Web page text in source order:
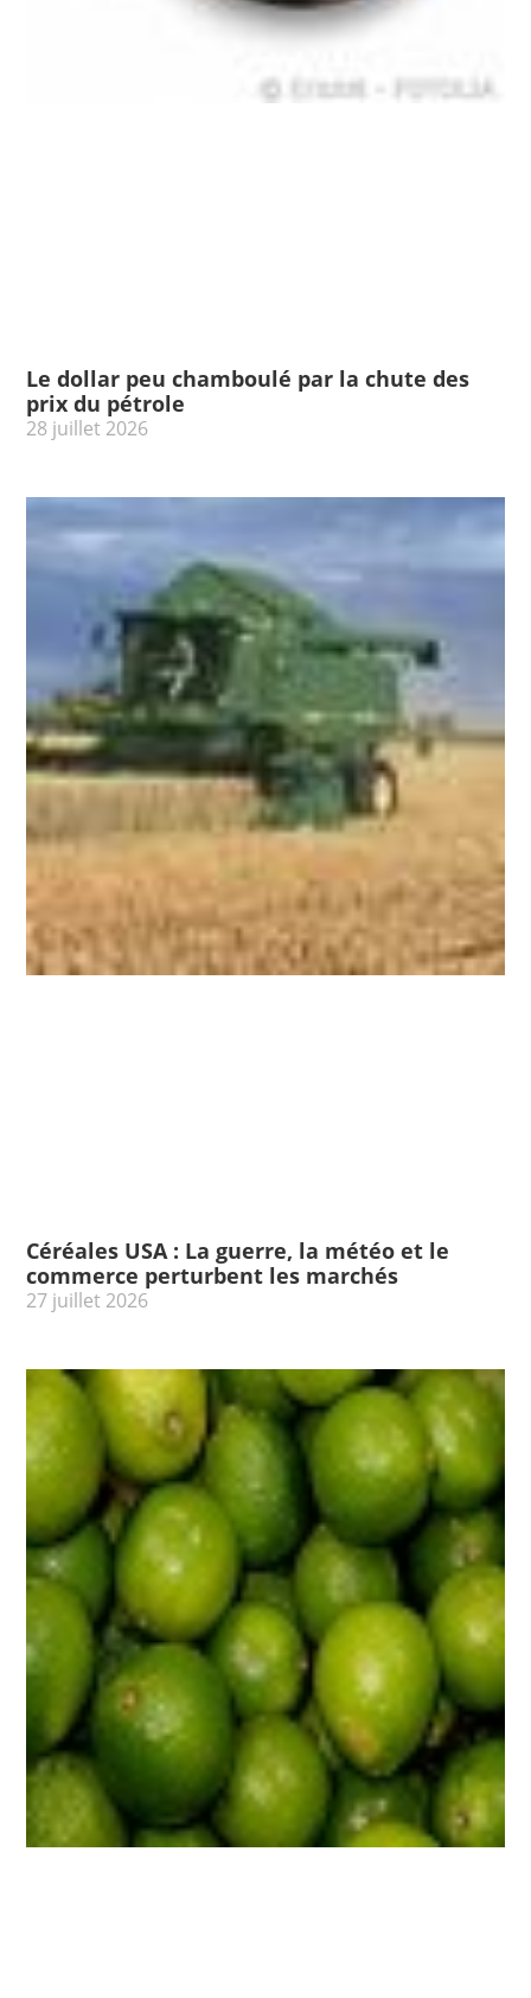
Le dollar peu chamboulé par la chute des
prix du pétrole
28 juillet 2026
Céréales USA : La guerre, la météo et le
commerce perturbent les marchés
27 juillet 2026